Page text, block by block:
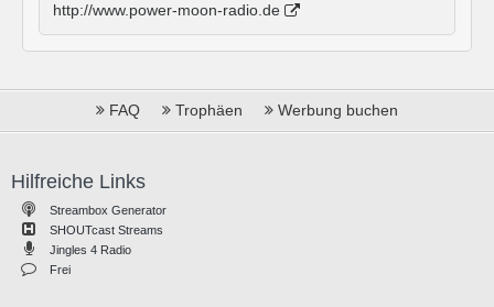
http://www.power-moon-radio.de
FAQ Trophäen Werbung buchen
Hilfreiche Links
Streambox Generator
SHOUTcast Streams
Jingles 4 Radio
Frei